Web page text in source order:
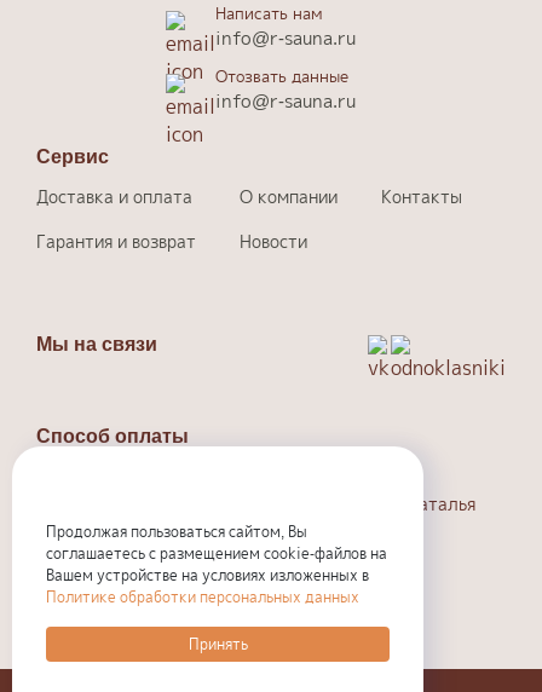
Написать нам
info@r-sauna.ru
Отозвать данные
info@r-sauna.ru
Сервис
Доставка и оплата
Гарантия и возврат
О компании
Новости
Контакты
Мы на связи
Способ оплаты
Индивидуальный предприниматель Людина Наталья
Валерьевна
ИНН:301710573800
ОГРНИП:324774600318231
Информация, размещенная на сайте, не является
публичной офертой.
Продолжая пользоваться сайтом, Вы
соглашаетесь с размещением cookie-файлов на
Вашем устройстве на условиях изложенных в
Политике обработки персональных данных
Принять